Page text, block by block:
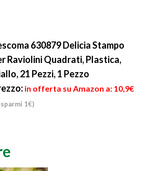
630879 Delicia Stampo
Raviolini Quadrati, Plastica,
21 Pezzi, 1 Pezzo
in offerta su Amazon a: 10,9€
1€)